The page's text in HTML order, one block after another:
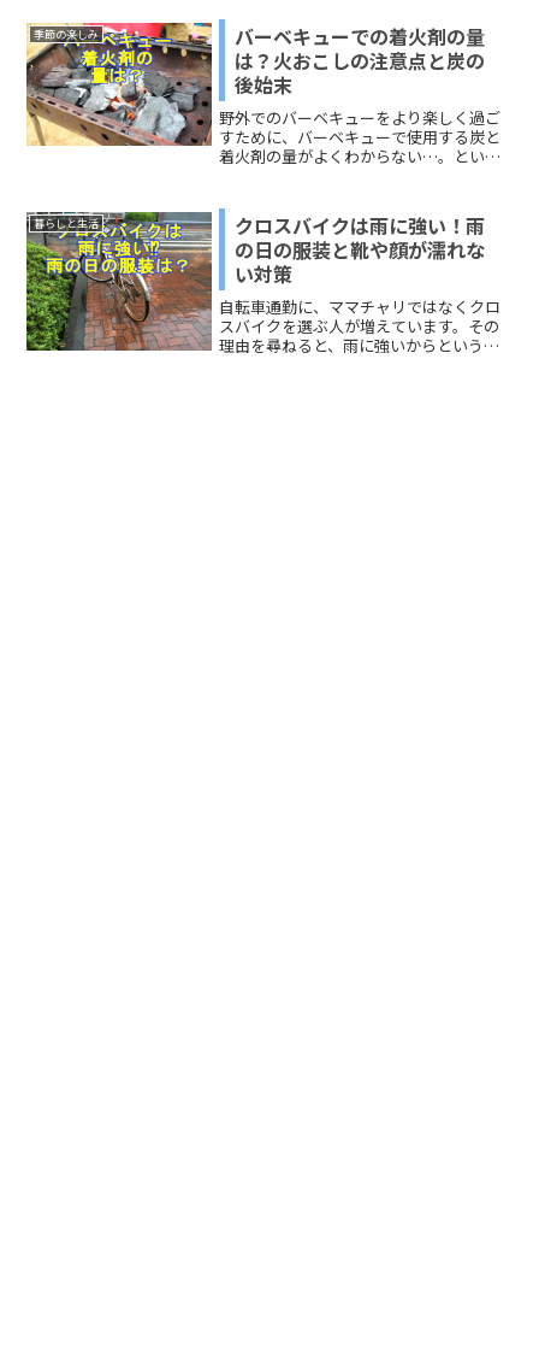
伝えします。それではmacのプラグイン
を確認して、Amazonプライムビデオを快
適に視聴しましょう。
季節の楽しみ
バーベキューでの着火剤の量
は？火おこしの注意点と炭の
後始末
野外でのバーベキューをより楽しく過ご
すために、バーベキューで使用する炭と
着火剤の量がよくわからない…。という
人と出かける時の参考にしてください
ね。バーベキューをする際の...
暮らしと生活
クロスバイクは雨に強い！雨
の日の服装と靴や顔が濡れな
い対策
自転車通勤に、ママチャリではなくクロ
スバイクを選ぶ人が増えています。その
理由を尋ねると、雨に強いからという答